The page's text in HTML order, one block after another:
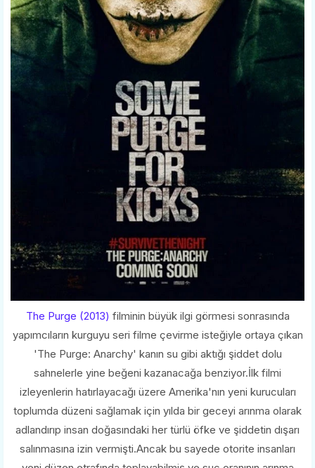
The Purge (2013) filminin büyük ilgi görmesi sonrasında
yapımcıların kurguyu seri filme çevirme isteğiyle ortaya çıkan
'The Purge: Anarchy' kanın su gibi aktığı şiddet dolu
sahnelerle yine beğeni kazanacağa benziyor.İlk filmi
izleyenlerin hatırlayacağı üzere Amerika'nın yeni kurucuları
toplumda düzeni sağlamak için yılda bir geceyi arınma olarak
adlandırıp insan doğasındaki her türlü öfke ve şiddetin dışarı
salınmasına izin vermişti.Ancak bu sayede otorite insanları